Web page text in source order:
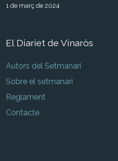
1 de març de 2024
El Diariet de Vinaròs
Autors del Setmanari
Sobre el setmanari
Reglament
Contacte